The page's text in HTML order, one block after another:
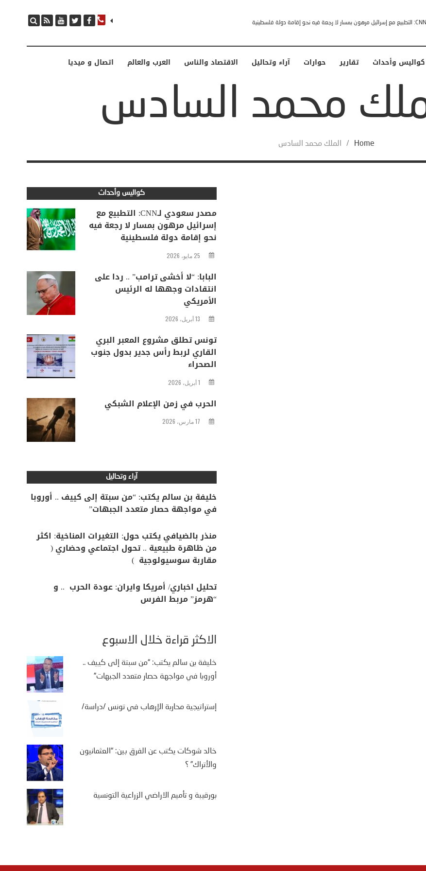
كواليس وأحداث تقارير حوارات آراء وتحاليل الاقتصاد والناس العرب والعالم اتصال و ميديا
Home
/ الملك محمد السادس
كواليس وأحداث
مصدر سعودي لـCNN: التطبيع مع
إسرائيل مرهون بمسار لا رجعة فيه
نحو إقامة دولة فلسطينية
25 مايو، 2026
البابا: “لا أخشى ترامب” .. ردا على
انتقادات وجهها له الرئيس
الأمريكي
13 أبريل، 2026
تونس تطلق مشروع المعبر البري
القاري لربط رأس جدير بدول جنوب
الصحراء
1 أبريل، 2026
الحرب في زمن الإعلام الشبكي
17 مارس، 2026
آراء وتحاليل
خليفة بن سالم يكتب: “من سبتة إلى كييف .. أوروبا
في مواجهة حصار متعدد الجبهات”
منذر بالضيافي يكتب حول: التغيرات المناخية: اكثر
من ظاهرة طبيعية .. تحول اجتماعي وحضاري (
مقاربة سوسيولوجية )
تحليل اخباري/ أمريكا وايران: عودة الحرب .. و
“هرمز” مربط الفرس
الأكثر قراءة خلال الأسبوع
خليفة بن سالم يكتب: “من سبتة إلى كييف ..
أوروبا في مواجهة حصار متعدد الجبهات”
إستراتيجية محاربة الإرهاب في تونس /دراسة/
خالد شوكات يكتب عن الفرق بين: “العثمانيون
والأتراك” ؟
بورقيبة و تأميم الاراضي الزراعية التونسية